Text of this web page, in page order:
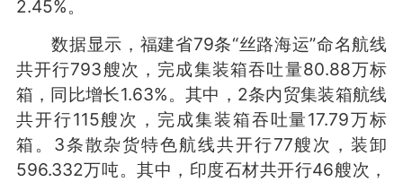
2.45%。
数据显示，福建省79条“丝路海运”命名航线
共开行793艘次，完成集装箱吞吐量80.88万标
箱，同比增长1.63%。其中，2条内贸集装箱航线
共开行115艘次，完成集装箱吞吐量17.79万标
箱。3条散杂货特色航线共开行77艘次，装卸
596.332万吨。其中，印度石材共开行46艘次，